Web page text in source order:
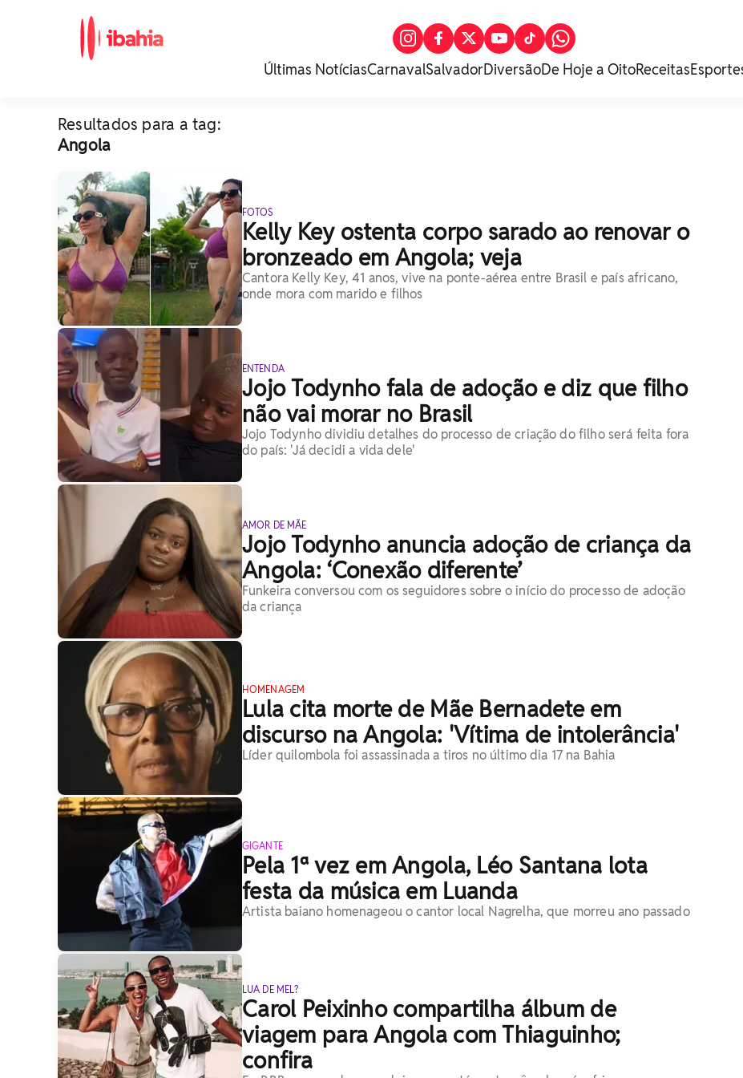
Últimas NotíciasCarnavalSalvadorDiversãoDe Hoje a OitoReceitas
Resultados para a tag:
Angola
FOTOS
Kelly Key ostenta corpo sarado ao renovar o
bronzeado em Angola; veja
Cantora Kelly Key, 41 anos, vive na ponte-aérea entre Brasil e país africano,
onde mora com marido e filhos
ENTENDA
Jojo Todynho fala de adoção e diz que filho
não vai morar no Brasil
Jojo Todynho dividiu detalhes do processo de criação do filho será feita fora
do país: 'Já decidi a vida dele'
AMOR DE MÃE
Jojo Todynho anuncia adoção de criança da
Angola: ‘Conexão diferente’
Funkeira conversou com os seguidores sobre o início do processo de adoção
da criança
HOMENAGEM
Lula cita morte de Mãe Bernadete em
discurso na Angola: 'Vítima de intolerância'
Líder quilombola foi assassinada a tiros no último dia 17 na Bahia
GIGANTE
Pela 1ª vez em Angola, Léo Santana lota
festa da música em Luanda
Artista baiano homenageou o cantor local Nagrelha, que morreu ano passado
LUA DE MEL?
Carol Peixinho compartilha álbum de
viagem para Angola com Thiaguinho;
confira